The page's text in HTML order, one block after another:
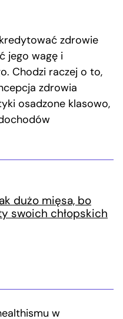
zdrowie
jego wagę i
Chodzi raczej o to,
zdrowia
osadzone klasowo,
dużo mięsa, bo
swoich chłopskich
w